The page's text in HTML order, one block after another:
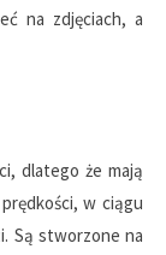
na zdjęciach, a
dlatego że mają
w ciągu
Są stworzone na